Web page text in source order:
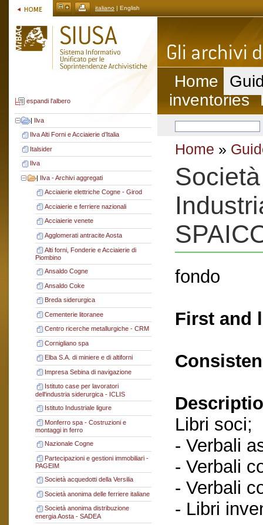
italiano | English
espandi l'albero
| Ilva
Ilva Alti Forni e Acciaierie d’Italia
Italsider
Ilva
| Ilva - Archivi aggregati
Acciaierie elettriche Cogne - Girod
Acciaierie e ferriere nazionali
Acciaierie venete
Agglomerati antracite Aosta
Alti forni, Fonderie e Acciaierie di
Piombino
Ansaldo Cogne
Ansaldo Coke
Breda siderurgica
Cementerie litoranee
Centro ricerche metallurgiche - CRM
Cornigliano spa
Elba S.A. di miniere e di altiforni
Impresa Sebina di navigazione
Istituto case per lavoratori
dell'industria siderurgica - ICLIS
Istituto Industriale ligure
Monferro spa - Costruzioni e
montaggi in ferro
Nazionale Cogne
Partecipazioni e gestioni immobiliari -
PAGEIM
Società acquedotti della Versilia
Società anonima delle ferriere italiane
Società anonima distribuzione
energia Aosta - SADEA
Home
inventories
Home »
fondo
First and
Libri soci;
- Verbali
- Verbali
- Verbali
- Libri